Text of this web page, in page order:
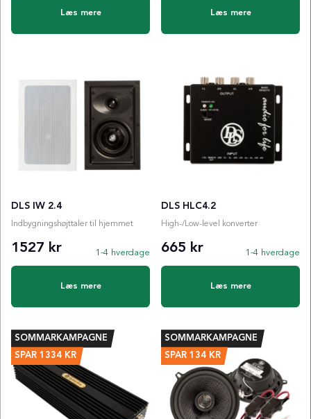
Læs mere Læs mere
DLS IW 2.4
Indbygningshøjttaler til hjemmet
1527 kr 1-4 hverdage
Læs mere
DLS HLC4.2
High-/Low-level konverter
665 kr 1-4 hverdage
Læs mere
SOMMARKAMPAGNE
SPAR 1334 KR
SOMMARKAMPAGNE
SPAR 134 KR